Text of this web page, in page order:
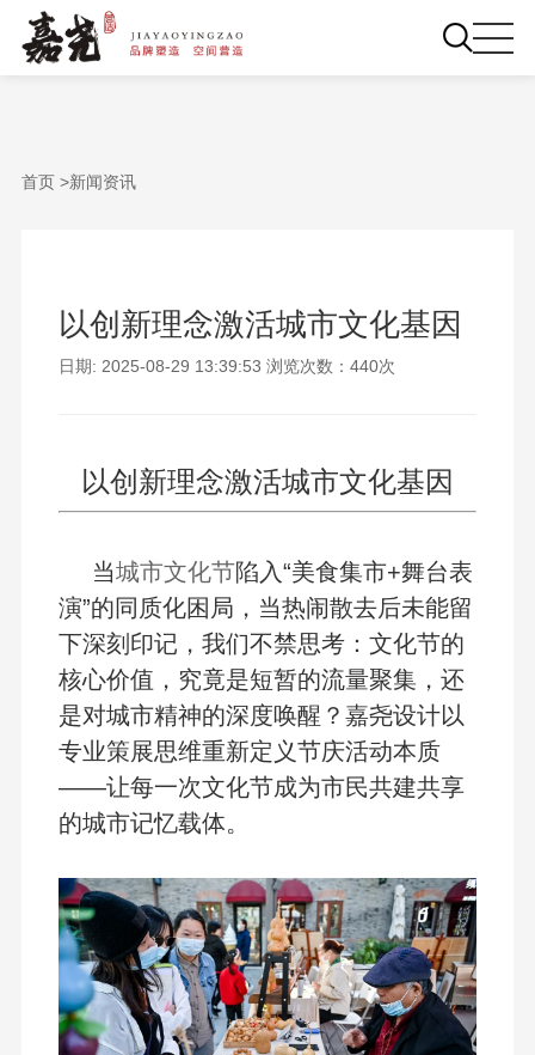
首页 >新闻资讯
以创新理念激活城市文化基因
日期: 2025-08-29 13:39:53 浏览次数：440次
以创新理念激活城市文化基因
当城市文化节陷入“美食集市+舞台表
演”的同质化困局，当热闹散去后未能留
下深刻印记，我们不禁思考：文化节的
核心价值，究竟是短暂的流量聚集，还
是对城市精神的深度唤醒？嘉尧设计以
专业策展思维重新定义节庆活动本质
——让每一次文化节成为市民共建共享
的城市记忆载体。